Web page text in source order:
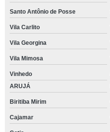
Santo Antônio de Posse
Vila Carlito
Vila Georgina
Vila Mimosa
Vinhedo
ARUJÁ
Biritiba Mirim
Cajamar